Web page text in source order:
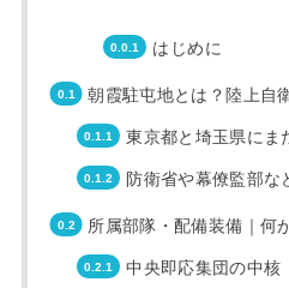
はじめに
朝霞駐屯地とは？陸上自
東京都と埼玉県にま
防衛省や幕僚監部な
所属部隊・配備装備｜何
中央即応集団の中核